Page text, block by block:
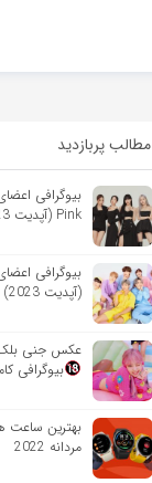
مطالب پربازدید
Pink (آپدیت 2023)
(آپدیت 2023)
عکس جنی بلک
بیوگرافی
بهترین ساعت
مردانه 2022